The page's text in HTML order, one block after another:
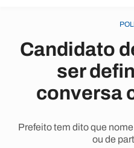
Candidato
ser
conversa
Prefeito tem dito que
ou de